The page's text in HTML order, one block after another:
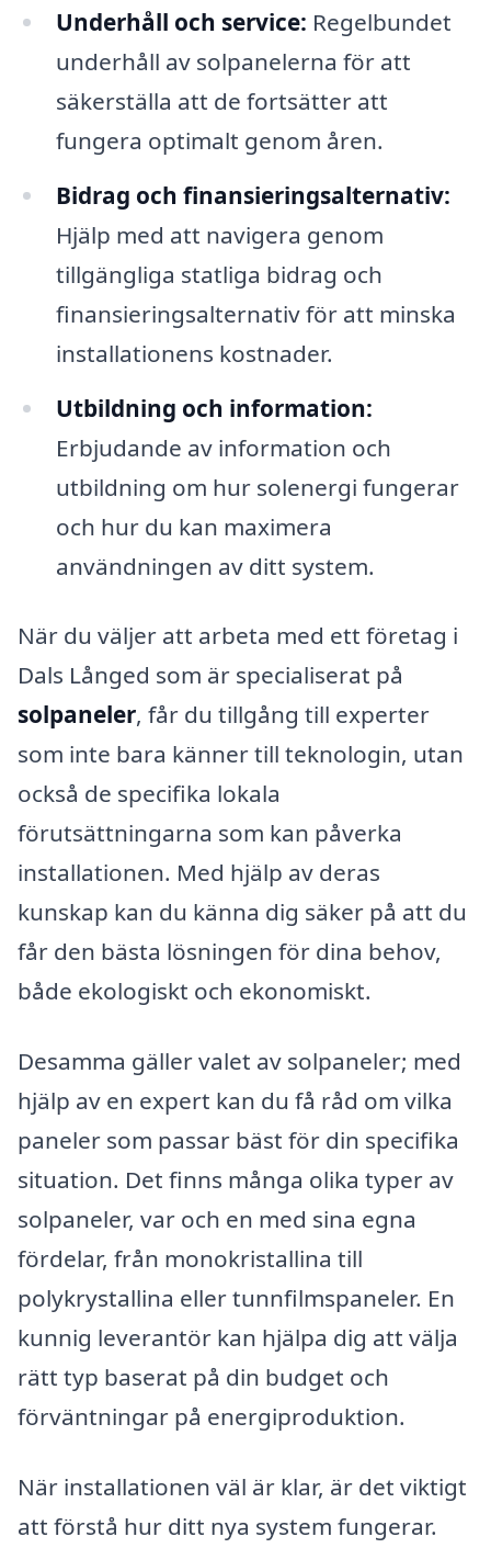
Underhåll och service: Regelbundet
underhåll av solpanelerna för att
säkerställa att de fortsätter att
fungera optimalt genom åren.
Bidrag och finansieringsalternativ:
Hjälp med att navigera genom
tillgängliga statliga bidrag och
finansieringsalternativ för att minska
installationens kostnader.
Utbildning och information:
Erbjudande av information och
utbildning om hur solenergi fungerar
och hur du kan maximera
användningen av ditt system.
När du väljer att arbeta med ett företag i
Dals Långed som är specialiserat på
solpaneler, får du tillgång till experter
som inte bara känner till teknologin, utan
också de specifika lokala
förutsättningarna som kan påverka
installationen. Med hjälp av deras
kunskap kan du känna dig säker på att du
får den bästa lösningen för dina behov,
både ekologiskt och ekonomiskt.
Desamma gäller valet av solpaneler; med
hjälp av en expert kan du få råd om vilka
paneler som passar bäst för din specifika
situation. Det finns många olika typer av
solpaneler, var och en med sina egna
fördelar, från monokristallina till
polykrystallina eller tunnfilmspaneler. En
kunnig leverantör kan hjälpa dig att välja
rätt typ baserat på din budget och
förväntningar på energiproduktion.
När installationen väl är klar, är det viktigt
att förstå hur ditt nya system fungerar.